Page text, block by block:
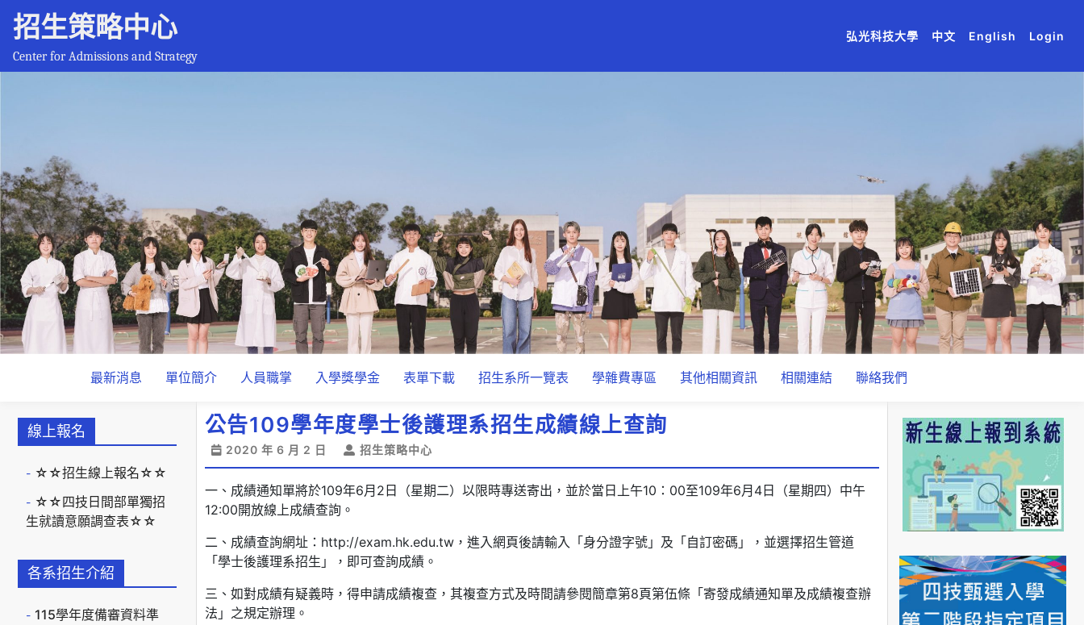
招生策略中心
Center for Admissions and Strategy
(current)
(current)
弘光科技大學 (current)
中文 (current)
English (current)
Login
最新消息 單位簡介 人員職掌 入學獎學金 表單下載 招生系所一覽表 學雜費專區 其他相關資訊 相關連結 聯絡我們
線上報名
☆☆招生線上報名☆☆
☆☆四技日間部單獨招
生就讀意願調查表☆☆
各系招生介紹
115學年度備審資料準
公告109學年度學士後護理系招生成績線上查詢
2020 年 6 月 2 日 招生策略中心
一、成績通知單將於109年6月2日（星期二）以限時專送寄出，並於當日上午10：00至109年6月4日（星期四）中午
12:00開放線上成績查詢。
二、成績查詢網址：http://exam.hk.edu.tw，進入網頁後請輸入「身分證字號」及「自訂密碼」，並選擇招生管道
「學士後護理系招生」，即可查詢成績。
三、如對成績有疑義時，得申請成績複查，其複查方式及時間請參閱簡章第8頁第伍條「寄發成績通知單及成績複查辦
法」之規定辦理。